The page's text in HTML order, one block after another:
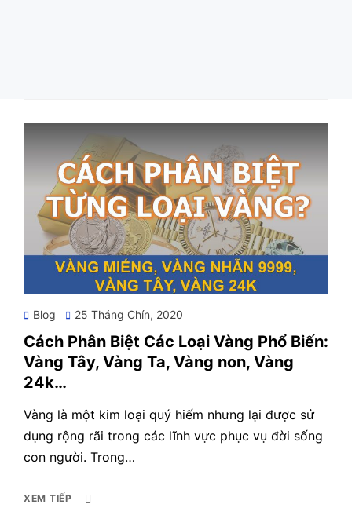
Blog
Posted
25 Tháng Chín, 2020
Cách Phân Biệt Các Loại Vàng Phổ Biến:
Vàng Tây, Vàng Ta, Vàng non, Vàng
24k…
Vàng là một kim loại quý hiếm nhưng lại được sử
dụng rộng rãi trong các lĩnh vực phục vụ đời sống
con người. Trong…
XEM TIẾP